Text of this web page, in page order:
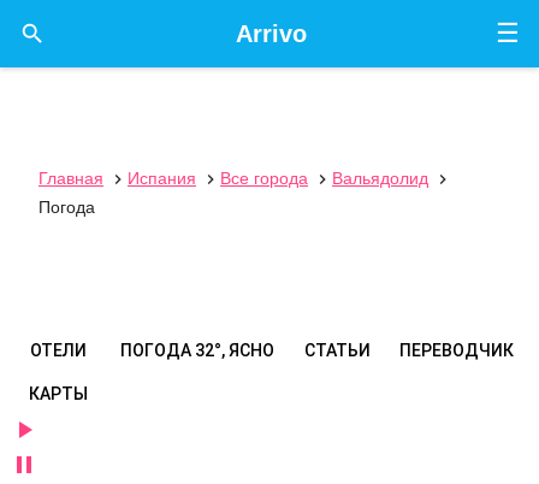
☰
Arrivo

Главная  Испания  Все города  Вальядолид

Погода
ОТЕЛИ ПОГОДА 32°, ЯСНО СТАТЬИ ПЕРЕВОДЧИК
КАРТЫ

